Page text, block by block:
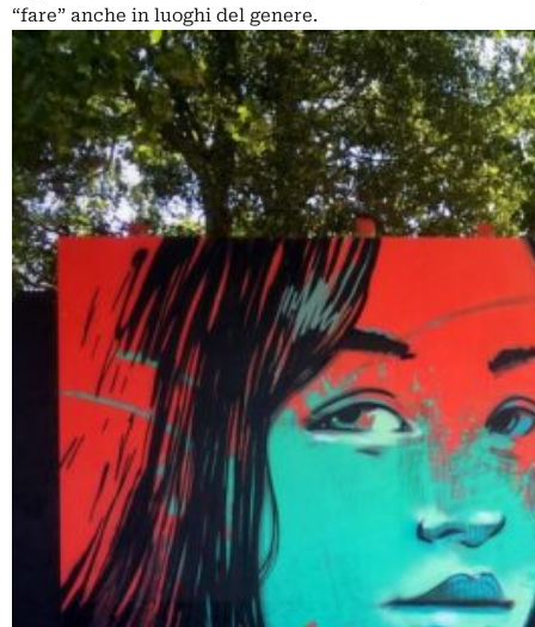
“fare” anche in luoghi del genere.